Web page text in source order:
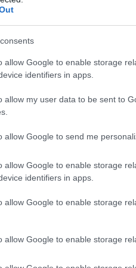
allow Google to enable storage
identifiers in apps.
allow my user data to be sent to
allow Google to send me
allow Google to enable storage
identifiers in apps.
allow Google to enable storage
allow Google to enable storage
προέδρου Πούτιν στην
Πεσκόφ δήλωσε ότι η
χωρίς να δοθεί
σε συνεχή εμβάθυνση
περίοδο όπου η συνεργασία
επίπεδα.
Σι Τζινπίνγκ έχουν
τελευταία χρόνια,
τους σχέση.
και το
τον Φεβρουάριο του 2022
χαρακτηρίστηκε ως
της ρωσικής